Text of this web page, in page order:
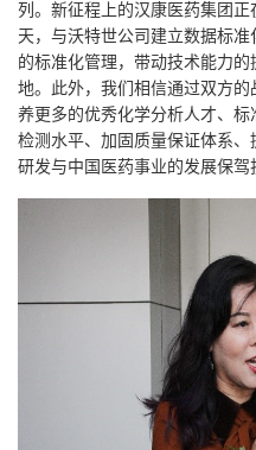
列。新征程上的汉康医药集团
天，与沃特世公司建立数据标
的标准化管理，带动技术能力
地。此外，我们相信通过双方
养更多的优秀化学分析人才、
检测水平、加固质量保证体系
研发与中国医药事业的发展保驾